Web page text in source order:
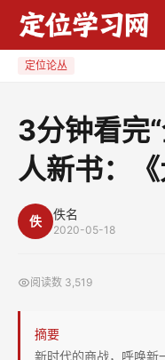
“全
定位论丛
3分钟看完
人新书：《
佚 佚名
2020-05-18
阅读数 3,519
摘要
新时代的商战，呼唤新